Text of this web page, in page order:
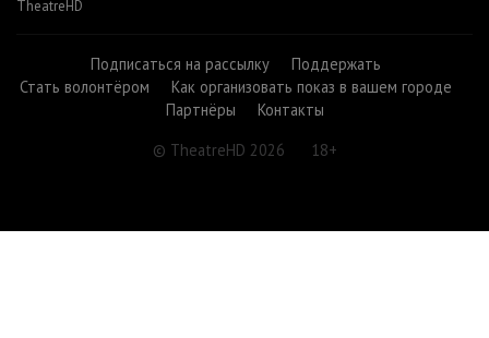
TheatreHD
Подписаться на рассылку
Поддержать
Стать волонтёром
Как организовать показ в вашем городе
Партнёры
Контакты
© TheatreHD 2026
18+